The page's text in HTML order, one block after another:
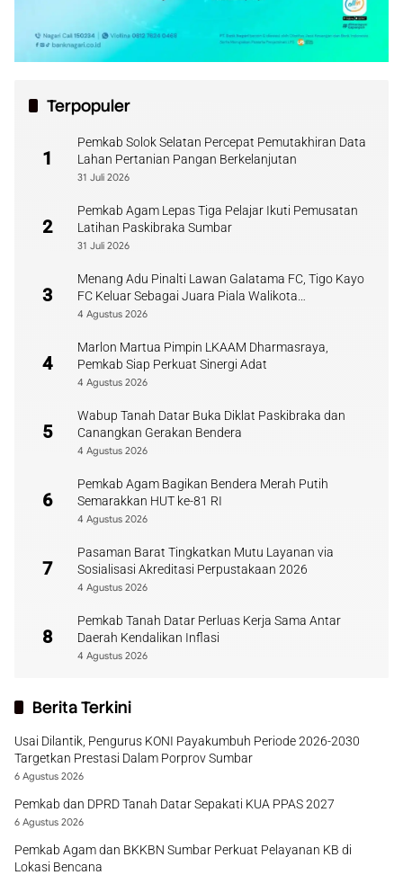
Terpopuler
1
Pemkab Solok Selatan Percepat Pemutakhiran Data
Lahan Pertanian Pangan Berkelanjutan
31 Juli 2026
2
Pemkab Agam Lepas Tiga Pelajar Ikuti Pemusatan
Latihan Paskibraka Sumbar
31 Juli 2026
3
Menang Adu Pinalti Lawan Galatama FC, Tigo Kayo
FC Keluar Sebagai Juara Piala Walikota
Payakumbuh
4 Agustus 2026
4
Marlon Martua Pimpin LKAAM Dharmasraya,
Pemkab Siap Perkuat Sinergi Adat
4 Agustus 2026
5
Wabup Tanah Datar Buka Diklat Paskibraka dan
Canangkan Gerakan Bendera
4 Agustus 2026
6
Pemkab Agam Bagikan Bendera Merah Putih
Semarakkan HUT ke-81 RI
4 Agustus 2026
7
Pasaman Barat Tingkatkan Mutu Layanan via
Sosialisasi Akreditasi Perpustakaan 2026
4 Agustus 2026
8
Pemkab Tanah Datar Perluas Kerja Sama Antar
Daerah Kendalikan Inflasi
4 Agustus 2026
Berita Terkini
Usai Dilantik, Pengurus KONI Payakumbuh Periode 2026-2030
Targetkan Prestasi Dalam Porprov Sumbar
6 Agustus 2026
Pemkab dan DPRD Tanah Datar Sepakati KUA PPAS 2027
6 Agustus 2026
Pemkab Agam dan BKKBN Sumbar Perkuat Pelayanan KB di
Lokasi Bencana